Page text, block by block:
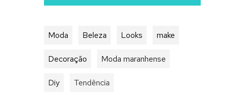
Moda Beleza Looks make
Decoração Moda maranhense
Diy Tendência